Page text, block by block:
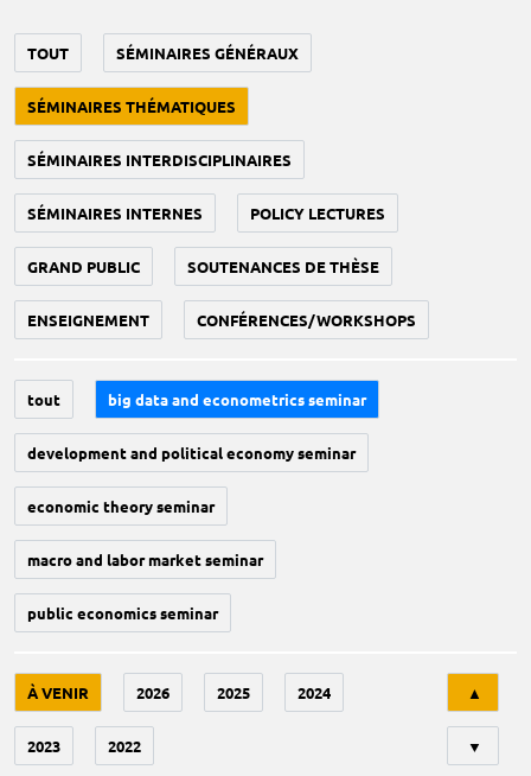
TOUT SÉMINAIRES GÉNÉRAUX
SÉMINAIRES THÉMATIQUES
SÉMINAIRES INTERDISCIPLINAIRES
SÉMINAIRES INTERNES POLICY LECTURES
GRAND PUBLIC SOUTENANCES DE THÈSE
ENSEIGNEMENT CONFÉRENCES/WORKSHOPS
tout big data and econometrics seminar
development and political economy seminar
economic theory seminar
macro and labor market seminar
public economics seminar
À VENIR 2026 2025 2024
2023 2022
▲
▼